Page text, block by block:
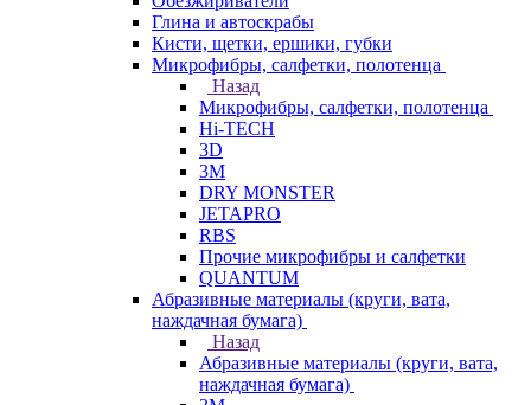
Глина и автоскрабы
Кисти, щетки, ершики, губки
Микрофибры, салфетки, полотенца
Назад
Микрофибры, салфетки, полотенца
Hi-TECH
3D
3М
DRY MONSTER
JETAPRO
RBS
Прочие микрофибры и салфетки
QUANTUM
Абразивные материалы (круги, вата,
наждачная бумага)
Назад
Абразивные материалы (круги, вата,
наждачная бумага)